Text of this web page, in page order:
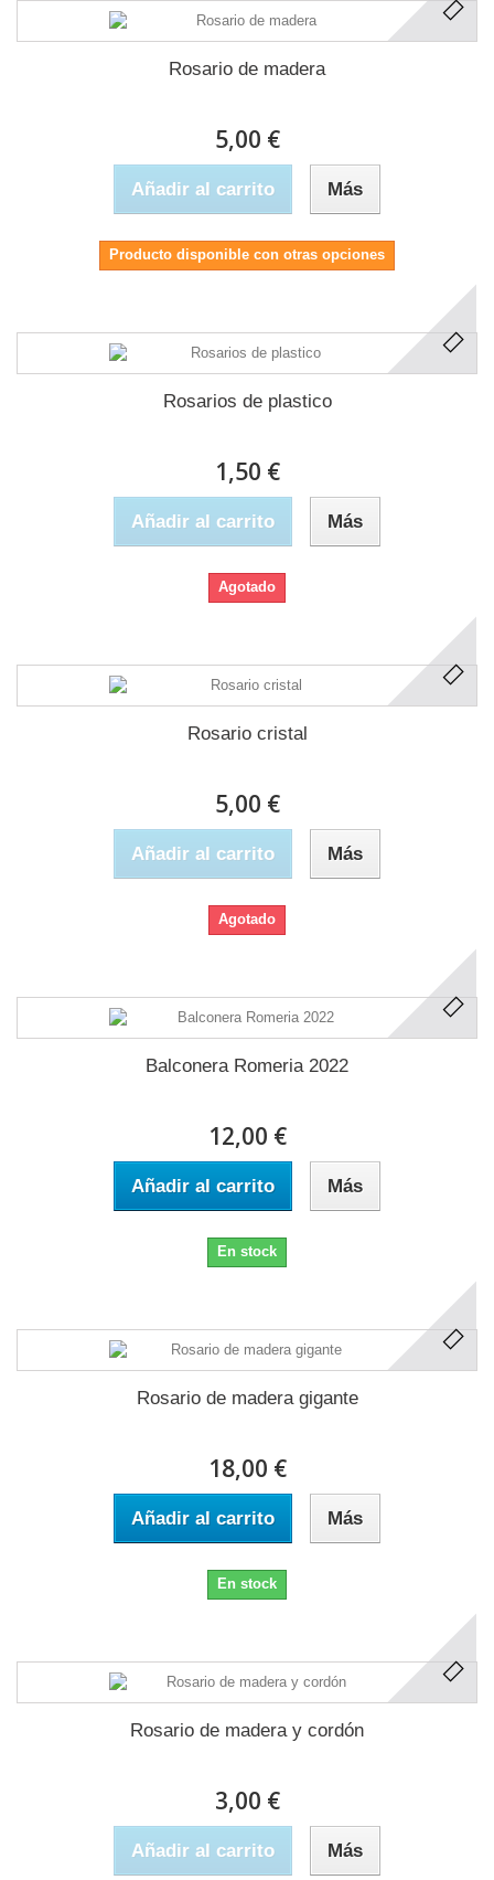
Rosario de madera
5,00 €
Añadir al carrito Más
Producto disponible con otras opciones
Rosarios de plastico
1,50 €
Añadir al carrito Más
Agotado
Rosario cristal
5,00 €
Añadir al carrito Más
Agotado
Balconera Romeria 2022
12,00 €
Añadir al carrito Más
En stock
Rosario de madera gigante
18,00 €
Añadir al carrito Más
En stock
Rosario de madera y cordón
3,00 €
Añadir al carrito Más